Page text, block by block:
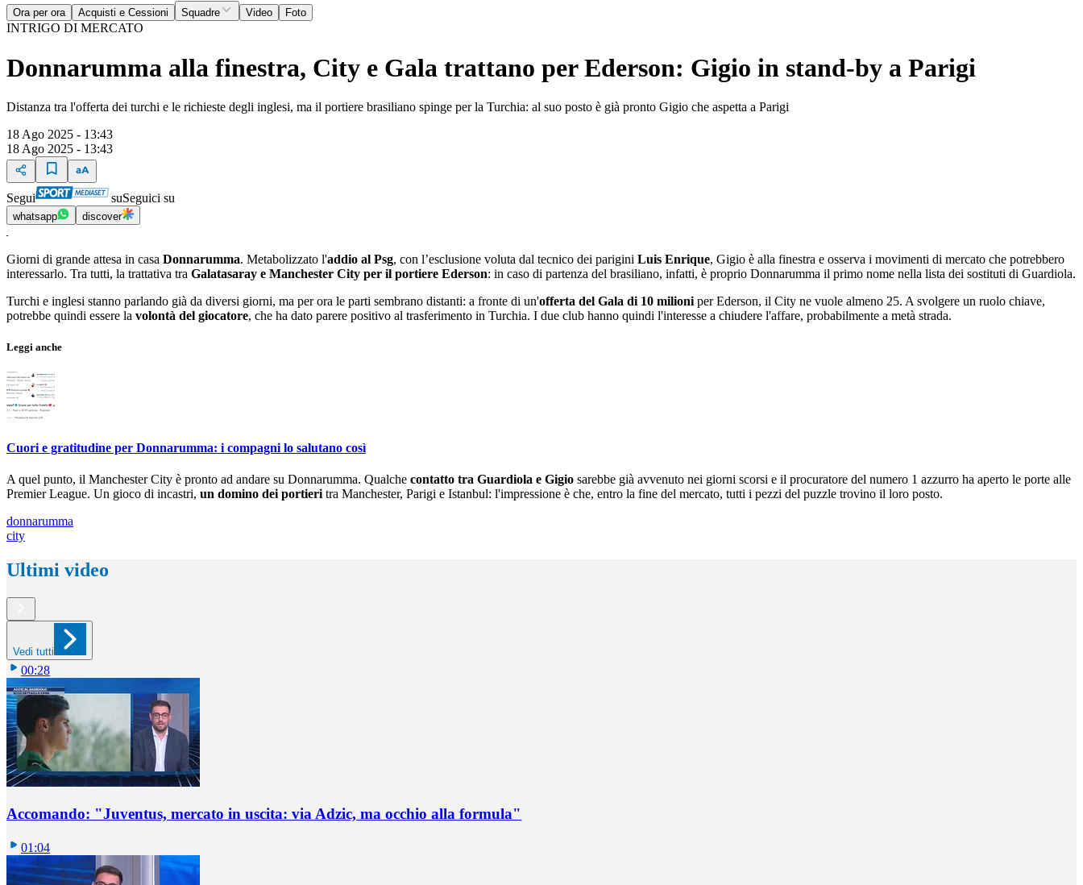
Ora per ora Acquisti e Cessioni Squadre Video Foto
INTRIGO DI MERCATO
Donnarumma alla finestra, City e Gala trattano per Ederson: Gigio in stand-by a Parigi
Distanza tra l'offerta dei turchi e le richieste degli inglesi, ma il portiere brasiliano spinge per la Turchia: al suo posto è già pronto Gigio che aspetta a Parigi
18 Ago 2025 - 13:43
18 Ago 2025 - 13:43
Segui suSeguici su
whatsapp discover
Giorni di grande attesa in casa Donnarumma. Metabolizzato l'addio al Psg, con l’esclusione voluta dal tecnico dei parigini Luis Enrique, Gigio è alla finestra e osserva i movimenti di mercato che potrebbero
interessarlo. Tra tutti, la trattativa tra Galatasaray e Manchester City per il portiere Ederson: in caso di partenza del brasiliano, infatti, è proprio Donnarumma il primo nome nella lista dei sostituti di Guardiola.
Turchi e inglesi stanno parlando già da diversi giorni, ma per ora le parti sembrano distanti: a fronte di un'offerta del Gala di 10 milioni per Ederson, il City ne vuole almeno 25. A svolgere un ruolo chiave,
potrebbe quindi essere la volontà del giocatore, che ha dato parere positivo al trasferimento in Turchia. I due club hanno quindi l'interesse a chiudere l'affare, probabilmente a metà strada.
Leggi anche
Cuori e gratitudine per Donnarumma: i compagni lo salutano così
A quel punto, il Manchester City è pronto ad andare su Donnarumma. Qualche contatto tra Guardiola e Gigio sarebbe già avvenuto nei giorni scorsi e il procuratore del numero 1 azzurro ha aperto le porte alle
Premier League. Un gioco di incastri, un domino dei portieri tra Manchester, Parigi e Istanbul: l'impressione è che, entro la fine del mercato, tutti i pezzi del puzzle trovino il loro posto.
donnarumma
city
Ultimi video
Vedi tutti
00:28
Accomando: "Juventus, mercato in uscita: via Adzic, ma occhio alla formula"
01:04